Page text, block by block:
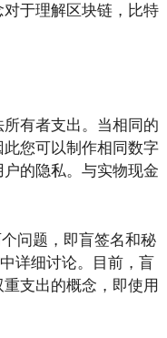
于理解区块链，比特
有者支出。当相同的
您可以制作相同数字
的隐私。与实物现金
问题，即盲签名和秘
详细讨论。目前，盲
支出的概念，即使用